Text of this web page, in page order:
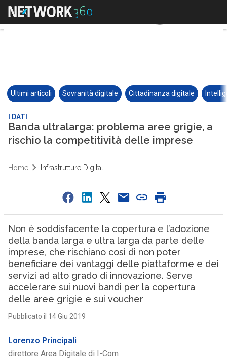
Ultimi articoli Sovranità digitale Cittadinanza digitale
I DATI
Banda ultralarga: problema aree grigie, a
rischio la competitività delle imprese
Home Infrastrutture Digitali
Non è soddisfacente la copertura e l’adozione
della banda larga e ultra larga da parte delle
imprese, che rischiano così di non poter
beneficiare dei vantaggi delle piattaforme e dei
servizi ad alto grado di innovazione. Serve
accelerare sui nuovi bandi per la copertura
delle aree grigie e sui voucher
Pubblicato il 14 Giu 2019
Lorenzo Principali
direttore Area Digitale di I-Com